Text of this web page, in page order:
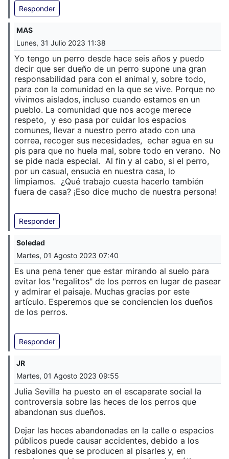
Responder
MAS
Lunes, 31 Julio 2023 11:38
Yo tengo un perro desde hace seis años y puedo
decir que ser dueño de un perro supone una gran
responsabilidad para con el animal y, sobre todo,
para con la comunidad en la que se vive. Porque no
vivimos aislados, incluso cuando estamos en un
pueblo. La comunidad que nos acoge merece
respeto, y eso pasa por cuidar los espacios
comunes, llevar a nuestro perro atado con una
correa, recoger sus necesidades, echar agua en su
pis para que no huela mal, sobre todo en verano. No
se pide nada especial. Al fin y al cabo, si el perro,
por un casual, ensucia en nuestra casa, lo
limpiamos. ¿Qué trabajo cuesta hacerlo también
fuera de casa? ¡Eso dice mucho de nuestra persona!
Responder
Soledad
Martes, 01 Agosto 2023 07:40
Es una pena tener que estar mirando al suelo para
evitar los "regalitos" de los perros en lugar de pasear
y admirar el paisaje. Muchas gracias por este
artículo. Esperemos que se conciencien los dueños
de los perros.
Responder
JR
Martes, 01 Agosto 2023 09:55
Julia Sevilla ha puesto en el escaparate social la
controversia sobre las heces de los perros que
abandonan sus dueños.
Dejar las heces abandonadas en la calle o espacios
públicos puede causar accidentes, debido a los
resbalones que se producen al pisarles y, en